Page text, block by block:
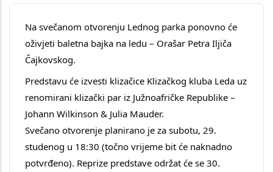
Na svečanom otvorenju Lednog parka ponovno će
oživjeti baletna bajka na ledu – Orašar Petra Iljiča
Čajkovskog.
Predstavu će izvesti klizačice Klizačkog kluba Leda uz
renomirani klizački par iz Južnoafričke Republike –
Johann Wilkinson & Julia Mauder.
Svečano otvorenje planirano je za subotu, 29.
studenog u 18:30 (točno vrijeme bit će naknadno
potvrđeno). Reprize predstave održat će se 30.